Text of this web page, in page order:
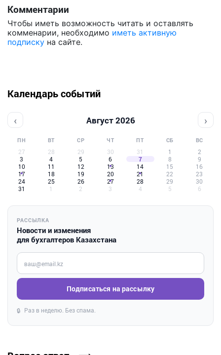
Комментарии
Чтобы иметь возможность читать и оставлять
комменарии, необходимо иметь активную
подписку на сайте.
Календарь событий
‹ Август 2026 ›
ПН ВТ СР ЧТ ПТ СБ ВС
27 28 29 30 31 1
2
3
4 5 6 7 8
9
10
11 12 13 14 15
16
17
18 19 20 21 22
23
24
25 26 27 28 29
30
31
1 2 3 4 5 6
РАССЫЛКА
Новости и изменения
для бухгалтеров Казахстана
Введите ваш e-mail
Подписаться на рассылку
🔒 Раз в неделю. Без спама.